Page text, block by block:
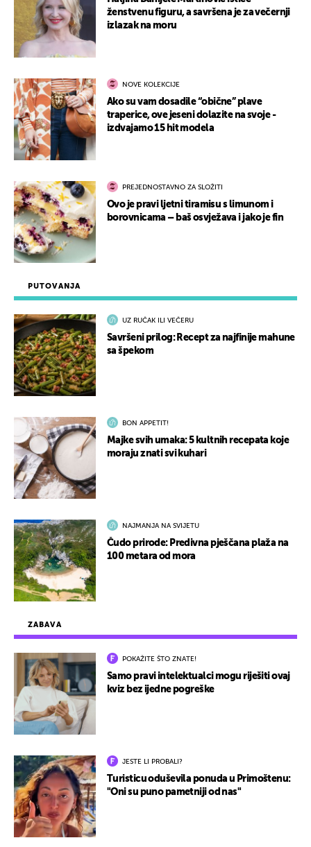
ZABAVA
POKAŽITE ŠTO ZNATE!
Samo pravi intelektualci mogu riješiti ovaj
kviz bez ijedne pogreške
JESTE LI PROBALI?
Turisticu oduševila ponuda u Primoštenu:
"Oni su puno pametniji od nas"
PUTOVANJA
UZ RUČAK ILI VEČERU
Savršeni prilog: Recept za najfinije mahune
sa špekom
BON APPETIT!
Majke svih umaka: 5 kultnih recepata koje
moraju znati svi kuhari
NAJMANJA NA SVIJETU
Čudo prirode: Predivna pješčana plaža na
100 metara od mora
ženstvenu figuru, a savršena je za večernji
izlazak na moru
NOVE KOLEKCIJE
Ako su vam dosadile “obične” plave
traperice, ove jeseni dolazite na svoje -
izdvajamo 15 hit modela
PREJEDNOSTAVNO ZA SLOŽITI
Ovo je pravi ljetni tiramisu s limunom i
borovnicama – baš osvježava i jako je fin